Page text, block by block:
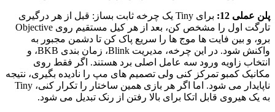
پلن عملی 12:
برای Tiny یک چرخه ثابت بساز: قبل از هر درگیری
تارگت اول را مشخص کن، بعد از هر کیل مستقیم روی Objective
برو، و بین فایت ها موج ها را سریع پاک کن تا دشمن مجبور به
واکنش شود. در این چرخه، مدیریت Blink، زمان بندی BKB، و
انتخاب زاویه ورود سه عامل اصلی برد هستند. اگر فقط روی
مکانیک کمبو تمرکز کنی ولی تصمیم های مپ را نادیده بگیری، نتیجه
ناپایدار می شود. اما اگر هر بازی همین ساختار را تکرار کنی، Tiny
به یک هیروی قابل اتکا برای بالا رفتن از رنک تبدیل می شود.